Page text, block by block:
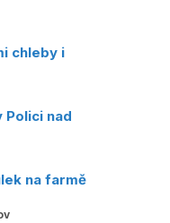
chleby i
nad
na farmě